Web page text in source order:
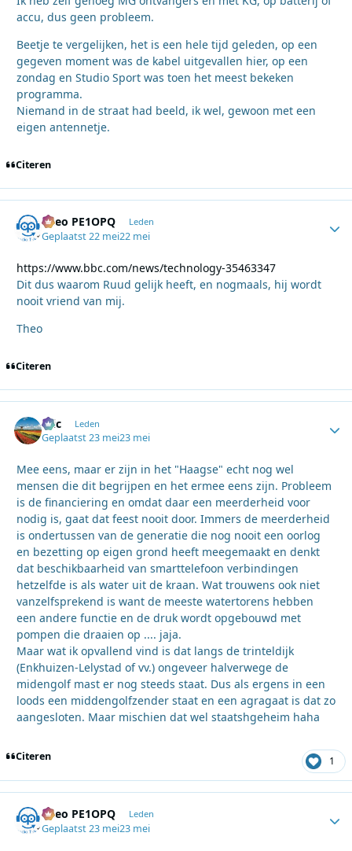
accu, dus geen probleem.
Beetje te vergelijken, het is een hele tijd geleden, op een
gegeven moment was de kabel uitgevallen hier, op een
zondag en Studio Sport was toen het meest bekeken
programma.
Niemand in de straat had beeld, ik wel, gewoon met een
eigen antennetje.
Citeren
Theo PE1OPQ Leden
Geplaatst22 mei22 mei
https://www.bbc.com/news/technology-35463347
Dit dus waarom Ruud gelijk heeft, en nogmaals, hij wordt
nooit vriend van mij.
Theo
Citeren
Eric Leden
Geplaatst23 mei23 mei
Mee eens, maar er zijn in het "Haagse" echt nog wel
mensen die dit begrijpen en het ermee eens zijn. Probleem
is de financiering en omdat daar een meerderheid voor
nodig is, gaat dat feest nooit door. Immers de meerderheid
is ondertussen van de generatie die nog nooit een oorlog
en bezetting op eigen grond heeft meegemaakt en denkt
dat beschikbaarheid van smarttelefoon verbindingen
hetzelfde is als water uit de kraan. Wat trouwens ook niet
vanzelfsprekend is want de meeste watertorens hebben
een andere functie en de druk wordt opgebouwd met
pompen die draaien op .... jaja.
Maar wat ik opvallend vind is dat langs de trinteldijk
(Enkhuizen-Lelystad of vv.) ongeveer halverwege de
midengolf mast er nog steeds staat. Dus als ergens in een
loods een middengolfzender staat en een agragaat is dat zo
aangesloten. Maar mischien dat wel staatshgeheim haha
Citeren 1
Theo PE1OPQ Leden
Geplaatst23 mei23 mei